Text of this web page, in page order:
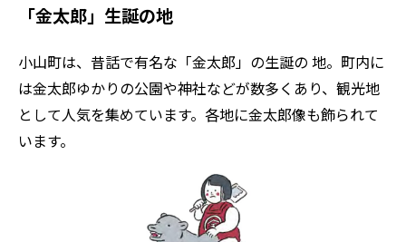
「金太郎」生誕の地
小山町は、昔話で有名な「金太郎」の生誕の 地。町内に
は金太郎ゆかりの公園や神社などが数多くあり、観光地
として人気を集めています。各地に金太郎像も飾られて
います。